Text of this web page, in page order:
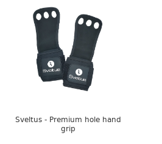
Sveltus - Premium hole hand
grip